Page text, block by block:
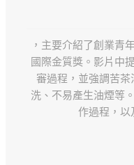
，主要介紹了創業青
國際金質獎。影片中
審過程，並強調苦
洗、不易產生油煙等
作過程，以